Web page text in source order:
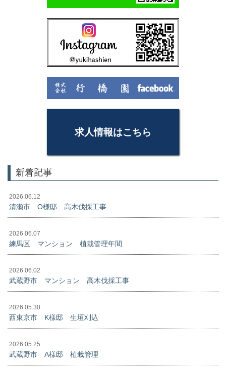
求人情報はこちら
新着記事
2026.06.12
清瀬市 O様邸 高木伐採工事
2026.06.07
練馬区 マンション 植栽管理年間
2026.06.02
武蔵野市 マンション 高木伐採工事
2026.05.30
西東京市 K様邸 生垣刈込
2026.05.25
武蔵野市 A様邸 植栽管理